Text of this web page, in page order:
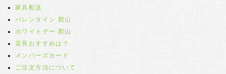
家具配送
バレンタイン 郡山
ホワイトデー 郡山
店長おすすめは？
メンバーズカード
ご注文方法について